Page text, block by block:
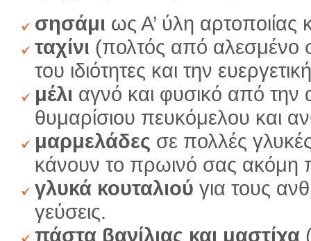
σησάμι ως Α’ ύλη αρτοποιίας
ταχίνι (πολτός από αλεσμένο
του ιδιότητες και την
μέλι αγνό και φυσικό από την
θυμαρίσιου πευκόμελου και
μαρμελάδες σε πολλές
κάνουν το πρωινό σας ακόμη
γλυκά κουταλιού για τους
γεύσεις.
πάστα βανίλιας και μαστίχα